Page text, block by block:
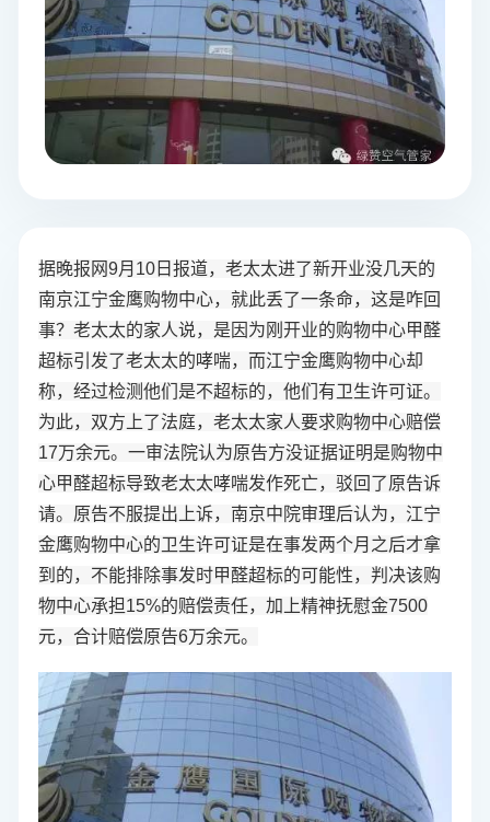
据晚报网9月10日报道，老太太进了新开业没几天的
南京江宁金鹰购物中心，就此丢了一条命，这是咋回
事？老太太的家人说，是因为刚开业的购物中心甲醛
超标引发了老太太的哮喘，而江宁金鹰购物中心却
称，经过检测他们是不超标的，他们有卫生许可证。
为此，双方上了法庭，老太太家人要求购物中心赔偿
17万余元。一审法院认为原告方没证据证明是购物中
心甲醛超标导致老太太哮喘发作死亡，驳回了原告诉
请。原告不服提出上诉，南京中院审理后认为，江宁
金鹰购物中心的卫生许可证是在事发两个月之后才拿
到的，不能排除事发时甲醛超标的可能性，判决该购
物中心承担15%的赔偿责任，加上精神抚慰金7500
元，合计赔偿原告6万余元。